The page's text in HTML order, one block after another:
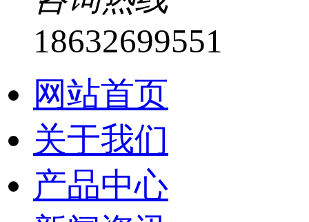
18632699551
网站首页
关于我们
产品中心